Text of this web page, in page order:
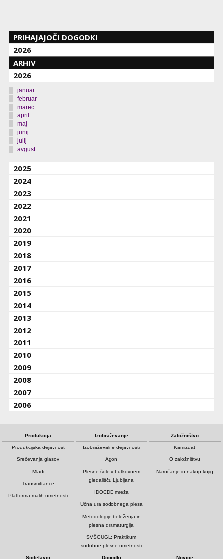
PRIHAJAJOČI DOGODKI
2026
ARHIV
2026
januar
februar
marec
april
maj
junij
julij
avgust
2025
2024
2023
2022
2021
2020
2019
2018
2017
2016
2015
2014
2013
2012
2011
2010
2009
2008
2007
2006
Produkcija
Produkcijska dejavnost
Srečevanja glasov
Mladi
Transmittance
Platforma malih umetnosti
Izobraževanje
Izobraževalne dejavnosti
Agon
Plesne šole v Lutkovnem
gledališču Ljubljana
IDOCDE mreža
Učna ura sodobnega plesa
Metodologije beleženja in
plesna dramaturgija
SVŠGUGL: Praktikum
sodobne plesne umetnosti
Založništvo
Kamizdat
O založništvu
Naročanje in nakup knjig
Sodelavci Dogodki Novice